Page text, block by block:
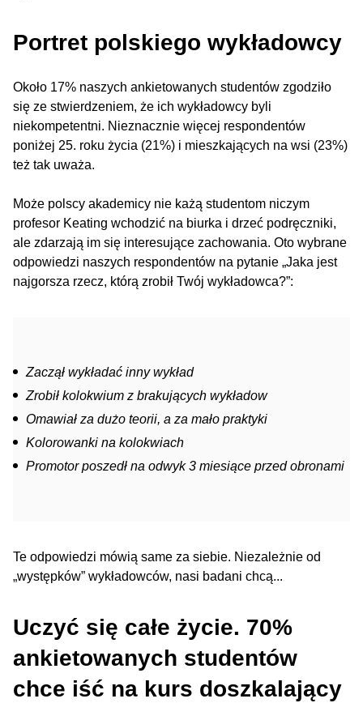
Portret polskiego wykładowcy
Około 17% naszych ankietowanych studentów zgodziło
się ze stwierdzeniem, że ich wykładowcy byli
niekompetentni. Nieznacznie więcej respondentów
poniżej 25. roku życia (21%) i mieszkających na wsi (23%)
też tak uważa.
Może polscy akademicy nie każą studentom niczym
profesor Keating wchodzić na biurka i drzeć podręczniki,
ale zdarzają im się interesujące zachowania. Oto wybrane
odpowiedzi naszych respondentów na pytanie „Jaka jest
najgorsza rzecz, którą zrobił Twój wykładowca?”:
Zaczął wykładać inny wykład
Zrobił kolokwium z brakujących wykładow
Omawiał za dużo teorii, a za mało praktyki
Kolorowanki na kolokwiach
Promotor poszedł na odwyk 3 miesiące przed obronami
Te odpowiedzi mówią same za siebie. Niezależnie od
„występków” wykładowców, nasi badani chcą...
Uczyć się całe życie. 70%
ankietowanych studentów
chce iść na kurs doszkalający